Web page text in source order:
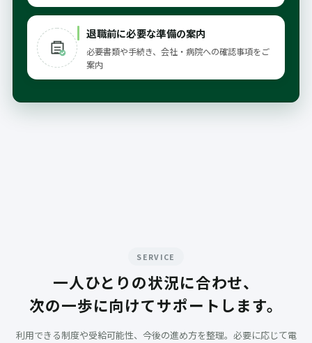
退職前に必要な準備の案内
必要書類や手続き、会社・病院への確認事項をご
案内
SERVICE
一人ひとりの状況に合わせ、
次の一歩に向けてサポートします。
利用できる制度や受給可能性、今後の進め方を整理。必要に応じて電